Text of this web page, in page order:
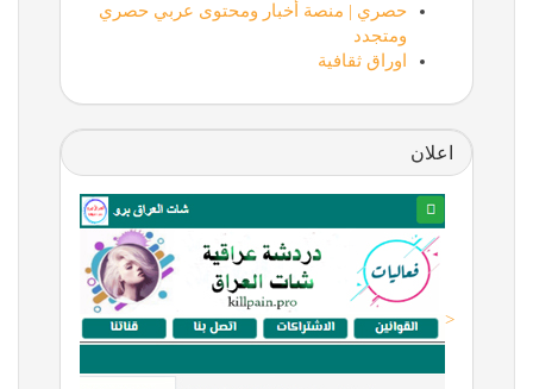
حصري | منصة أخبار ومحتوى عربي حصري
ومتجدد
اوراق ثقافية
اعلان
<